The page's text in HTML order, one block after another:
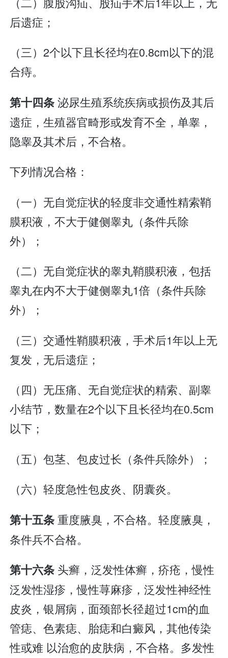
后遗症；
（三）2个以下且长径均在0.8cm以下的混
合痔。
第十四条泌尿生殖系统疾病或损伤及其后
遗症，生殖器官畸形或发育不全，单睾，
隐睾及其术后，不合格。
下列情况合格：
（一）无自觉症状的轻度非交通性精索鞘
膜积液，不大于健侧睾丸（条件兵除
外）；
（二）无自觉症状的睾丸鞘膜积液，包括
睾丸在内不大于健侧睾丸1倍（条件兵除
外）；
（三）交通性鞘膜积液，手术后1年以上无
复发，无后遗症；
（四）无压痛、无自觉症状的精索、副睾
小结节，数量在2个以下且长径均在0.5cm
以下；
（五）包茎、包皮过长（条件兵除外）；
（六）轻度急性包皮炎、阴囊炎。
第十五条重度腋臭，不合格。轻度腋臭，
条件兵不合格。
第十六条 头癣，泛发性体癣，疥疮，慢性
泛发性湿疹，慢性荨麻疹，泛发性神经性
皮炎，银屑病，面颈部长径超过1cm的血
管痣、色素痣、胎痣和白癜风，其他传染
性或难 以治愈的皮肤病，不合格。多发性